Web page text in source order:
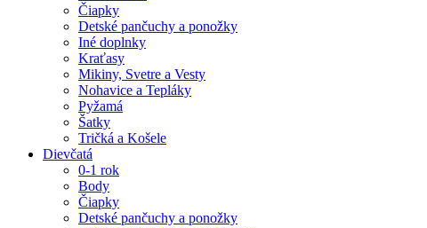
Čiapky
Detské pančuchy a ponožky
Iné doplnky
Kraťasy
Mikiny, Svetre a Vesty
Nohavice a Tepláky
Pyžamá
Šatky
Tričká a Košele
Dievčatá
0-1 rok
Body
Čiapky
Detské pančuchy a ponožky